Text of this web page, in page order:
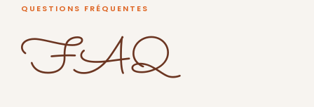
QUESTIONS FRÉQUENTES
FAQ